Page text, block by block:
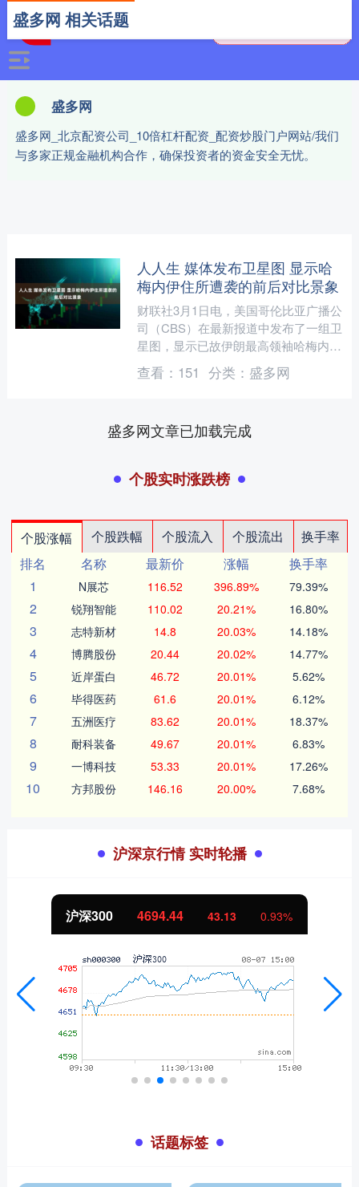
盛多网
盛多网_北京配资公司_10倍杠杆配资_配资炒股门户网站/我们
与多家正规金融机构合作，确保投资者的资金安全无忧。
盛多网 相关话题
人人生 媒体发布卫星图 显示哈
梅内伊住所遭袭的前后对比景象
财联社3月1日电，美国哥伦比亚广播公
司（CBS）在最新报道中发布了一组卫
星图，显示已故伊朗最高领袖哈梅内伊
位于该国首都的住所在2月28日早晨遭
美国和以色列袭击后....
查看： 151 分类： 盛多网
盛多网文章已加载完成
个股实时涨跌榜
个股涨幅 个股跌幅 个股流入 个股流出
换手率
排名
名称 最新价 涨幅
换手率
1
N展芯 116.52 396.89% 79.39%
2 锐翔智能 110.02 20.21% 16.80%
3 志特新材 14.8 20.03% 14.18%
4 博腾股份 20.44 20.02% 14.77%
5 近岸蛋白 46.72 20.01% 5.62%
6 毕得医药 61.6 20.01% 6.12%
7 五洲医疗 83.62 20.01% 18.37%
8 耐科装备 49.67 20.01% 6.83%
9 一博科技 53.33 20.01% 17.26%
10 方邦股份 146.16 20.00% 7.68%
沪深京行情 实时轮播
沪深300 4694.44 43.13 0.93%
话题标签